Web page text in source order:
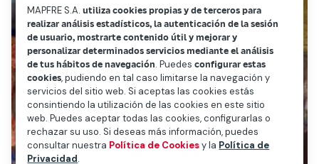
MAPFRE S.A.utiliza cookies propias y de terceros para
realizar análisis estadísticos, la autenticación de la sesión
de usuario, mostrarte contenido útil y mejorar y
personalizar determinados servicios mediante el análisis
de tus hábitos de navegación. Puedesconfigurar estas
cookies, pudiendo en tal caso limitarse la navegación y
servicios del sitio web. Si aceptas las cookies estás
consintiendo la utilización de las cookies en este sitio
web. Puedes aceptar todas las cookies, configurarlas o
rechazar su uso. Si deseas más información, puedes
consultar nuestra Política de Cookiesy la Política de
Privacidad.